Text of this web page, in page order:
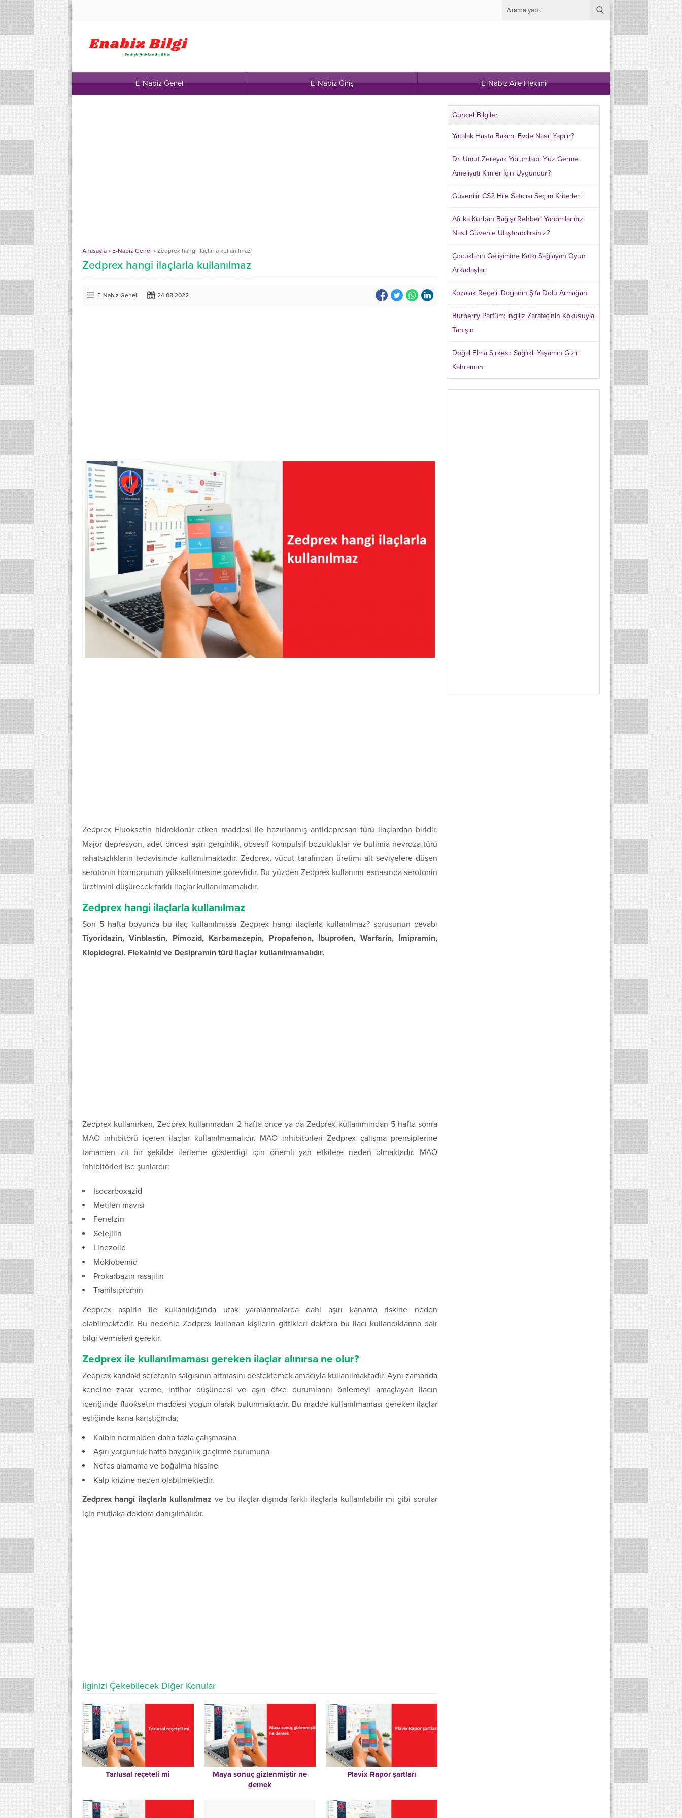
E-Nabiz Genel E-Nabiz Giriş E-Nabiz Aile Hekimi
Anasayfa » E-Nabiz Genel » Zedprex hangi ilaçlarla kullanılmaz
Zedprex hangi ilaçlarla kullanılmaz
E-Nabiz Genel 24.08.2022
Zedprex Fluoksetin hidroklorür etken maddesi ile hazırlanmış antidepresan türü ilaçlardan biridir.
Majör depresyon, adet öncesi aşırı gerginlik, obsesif kompulsif bozukluklar ve bulimia nevroza türü
rahatsızlıkların tedavisinde kullanılmaktadır. Zedprex, vücut tarafından üretimi alt seviyelere düşen
serotonin hormonunun yükseltilmesine görevlidir. Bu yüzden Zedprex kullanımı esnasında serotonin
üretimini düşürecek farklı ilaçlar kullanılmamalıdır.
Zedprex hangi ilaçlarla kullanılmaz
Son 5 hafta boyunca bu ilaç kullanılmışsa Zedprex hangi ilaçlarla kullanılmaz? sorusunun cevabı
Tiyoridazin, Vinblastin, Pimozid, Karbamazepin, Propafenon, İbuprofen, Warfarin, İmipramin,
Klopidogrel, Flekainid ve Desipramin türü ilaçlar kullanılmamalıdır.
Zedprex kullanırken, Zedprex kullanmadan 2 hafta önce ya da Zedprex kullanımından 5 hafta sonra
MAO inhibitörü içeren ilaçlar kullanılmamalıdır. MAO inhibitörleri Zedprex çalışma prensiplerine
tamamen zıt bir şekilde ilerleme gösterdiği için önemli yan etkilere neden olmaktadır. MAO
inhibitörleri ise şunlardır:
İsocarboxazid
Metilen mavisi
Fenelzin
Selejilin
Linezolid
Moklobemid
Prokarbazin rasajilin
Tranilsipromin
Zedprex aspirin ile kullanıldığında ufak yaralanmalarda dahi aşırı kanama riskine neden
olabilmektedir. Bu nedenle Zedprex kullanan kişilerin gittikleri doktora bu ilacı kullandıklarına dair
bilgi vermeleri gerekir.
Zedprex ile kullanılmaması gereken ilaçlar alınırsa ne olur?
Zedprex kandaki serotonin salgısının artmasını desteklemek amacıyla kullanılmaktadır. Aynı zamanda
kendine zarar verme, intihar düşüncesi ve aşırı öfke durumlarını önlemeyi amaçlayan ilacın
içeriğinde fluoksetin maddesi yoğun olarak bulunmaktadır. Bu madde kullanılmaması gereken ilaçlar
eşliğinde kana karıştığında;
Kalbin normalden daha fazla çalışmasına
Aşırı yorgunluk hatta baygınlık geçirme durumuna
Nefes alamama ve boğulma hissine
Kalp krizine neden olabilmektedir.
Zedprex hangi ilaçlarla kullanılmaz ve bu ilaçlar dışında farklı ilaçlarla kullanılabilir mi gibi sorular
için mutlaka doktora danışılmalıdır.
İlginizi Çekebilecek Diğer Konular
Tarlusal reçeteli mi
Maya sonuç gizlenmiştir ne
demek
Plavix Rapor şartları
Güncel Bilgiler
Yatalak Hasta Bakımı Evde Nasıl Yapılır?
Dr. Umut Zereyak Yorumladı: Yüz Germe
Ameliyatı Kimler İçin Uygundur?
Güvenilir CS2 Hile Satıcısı Seçim Kriterleri
Afrika Kurban Bağışı Rehberi Yardımlarınızı
Nasıl Güvenle Ulaştırabilirsiniz?
Çocukların Gelişimine Katkı Sağlayan Oyun
Arkadaşları
Kozalak Reçeli: Doğanın Şifa Dolu Armağanı
Burberry Parfüm: İngiliz Zarafetinin Kokusuyla
Tanışın
Doğal Elma Sirkesi: Sağlıklı Yaşamın Gizli
Kahramanı